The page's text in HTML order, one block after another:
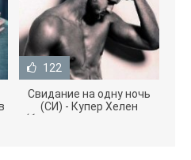
122
Свидание на одну ночь
(СИ) - Купер Хелен
(бесплатные серии книг